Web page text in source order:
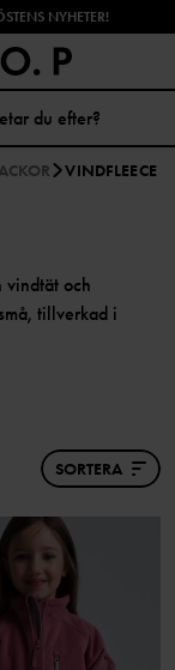
NYHETER!
VINDFLEECE
vindtät och
tillverkad i
SORTERA